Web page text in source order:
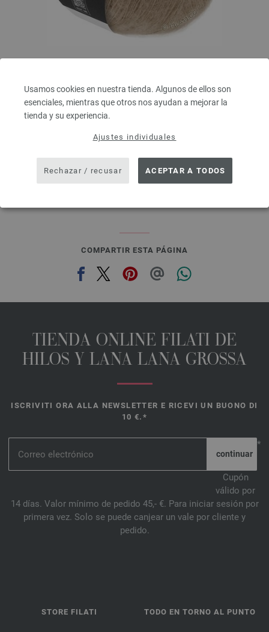
Usamos cookies en nuestra tienda. Algunos de ellos son
esenciales, mientras que otros nos ayudan a mejorar la
tienda y su experiencia.
Ajustes individuales
Rechazar / recusar ACEPTAR A TODOS
70 % Mohair, 30 % Seda
Longitud: aprox. 210 m / 25 g
Grosor de las agujas: 4,5 - 5
6,64 € - 8,36 €
7,76 $ - 9,77 $
prev next
COMPARTIR ESTA PÁGINA
TIENDA ONLINE FILATI DE
HILOS Y LANA LANA GROSSA
ISCRIVITI ORA ALLA NEWSLETTER E RICEVI UN BUONO DI
10 €.*
*
Cupón
válido por
14 días. Valor mínimo de pedido 45,- €. Para iniciar sesión por
primera vez. Solo se puede canjear un vale por cliente y
pedido.
STORE FILATI TODO EN TORNO AL PUNTO